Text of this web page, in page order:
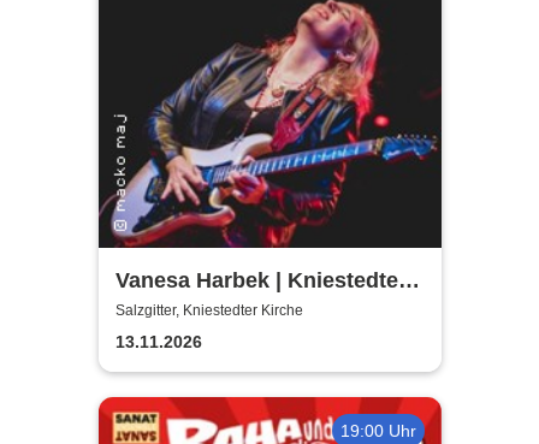
Vanesa Harbek | Kniestedter
Kirche
Salzgitter, Kniestedter Kirche
13.11.2026
19:00 Uhr